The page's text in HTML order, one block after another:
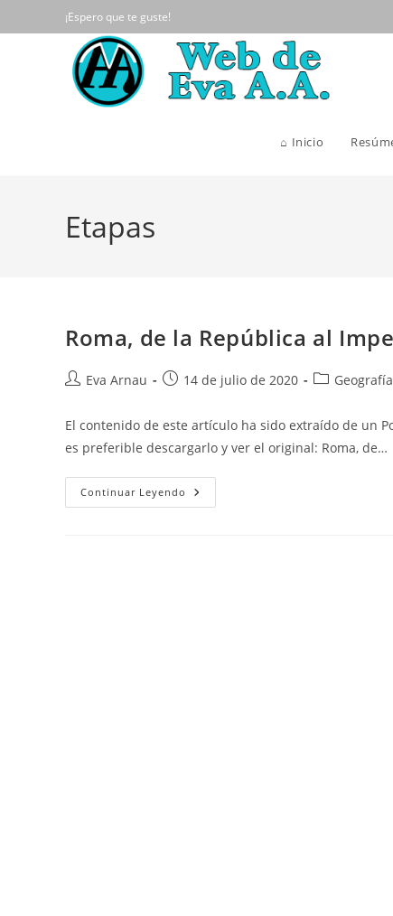
al
¡Espero que te guste!
⌂ Inicio
Etapas
Roma, de la República al
Autor
la
entrada:
Eva Arnau
Publicación
entrada:
14 de julio de 2020
Categoría
la
entrada:
El contenido de este artículo ha sido extraído de un
es preferible descargarlo y ver el original: Roma, de…
Continuar Leyendo Roma,
De